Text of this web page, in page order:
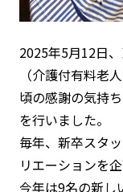
2025年5月12日
（介護付有料老
頃の感謝の気持
を行いました。
毎年、新卒スタ
リエーションを
今年は9名の新し